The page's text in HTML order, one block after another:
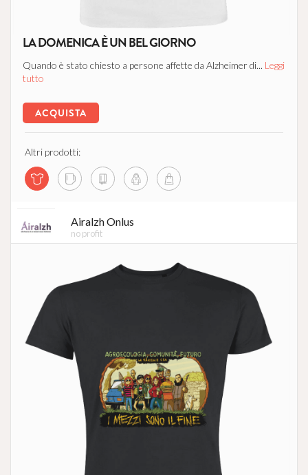
LA DOMENICA È UN BEL GIORNO
Quando è stato chiesto a persone affette da Alzheimer di... Leggi
tutto
ACQUISTA
Altri prodotti:
Airalzh Onlus
no profit